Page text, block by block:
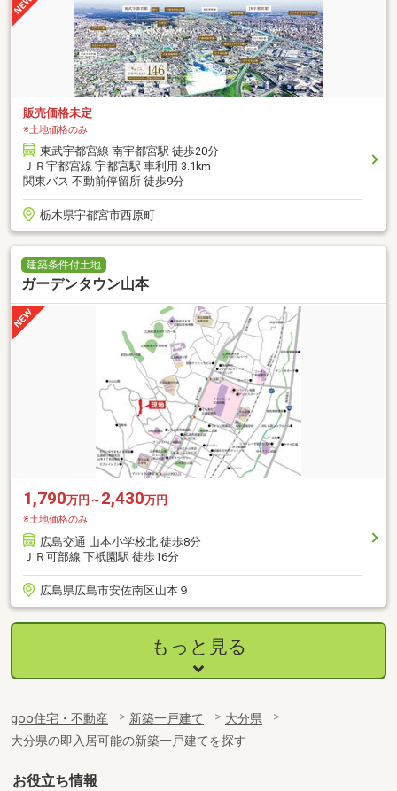
販売価格未定
※土地価格のみ
東武宇都宮線 南宇都宮駅 徒歩20分
ＪＲ宇都宮線 宇都宮駅 車利用 3.1km
関東バス 不動前停留所 徒歩9分
栃木県宇都宮市西原町
建築条件付土地
ガーデンタウン山本
1,790万円～ 2,430万円
※土地価格のみ
広島交通 山本小学校北 徒歩8分
ＪＲ可部線 下祇園駅 徒歩16分
広島県広島市安佐南区山本９
もっと見る
goo住宅・不動産 新築一戸建て
大分県
大分県の即入居可能の新築一戸建てを探す
お役立ち情報